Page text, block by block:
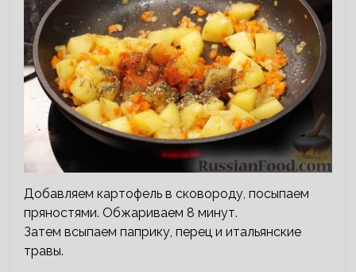
Добавляем картофель в сковороду, посыпаем
пряностями. Обжариваем 8 минут.
Затем всыпаем паприку, перец и итальянские
травы.